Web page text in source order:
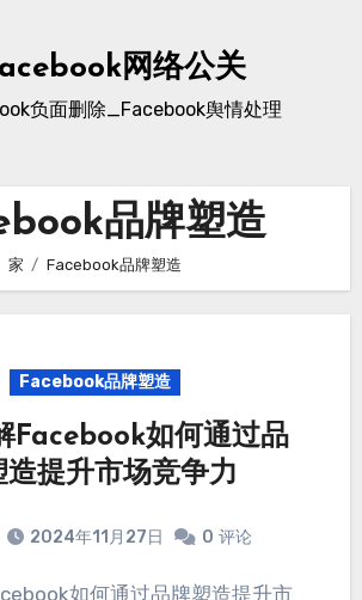
网络公关
负面删除_Facebook舆情处理
品牌塑造
家 Facebook品牌塑造
Facebook品牌塑造
Facebook如何通过品
造提升市场竞争力
2024年11月27日 0 评论